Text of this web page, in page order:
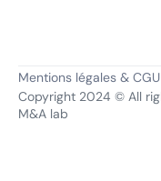
Mentions légales & CGU
Copyright 2024 © All
M&A lab